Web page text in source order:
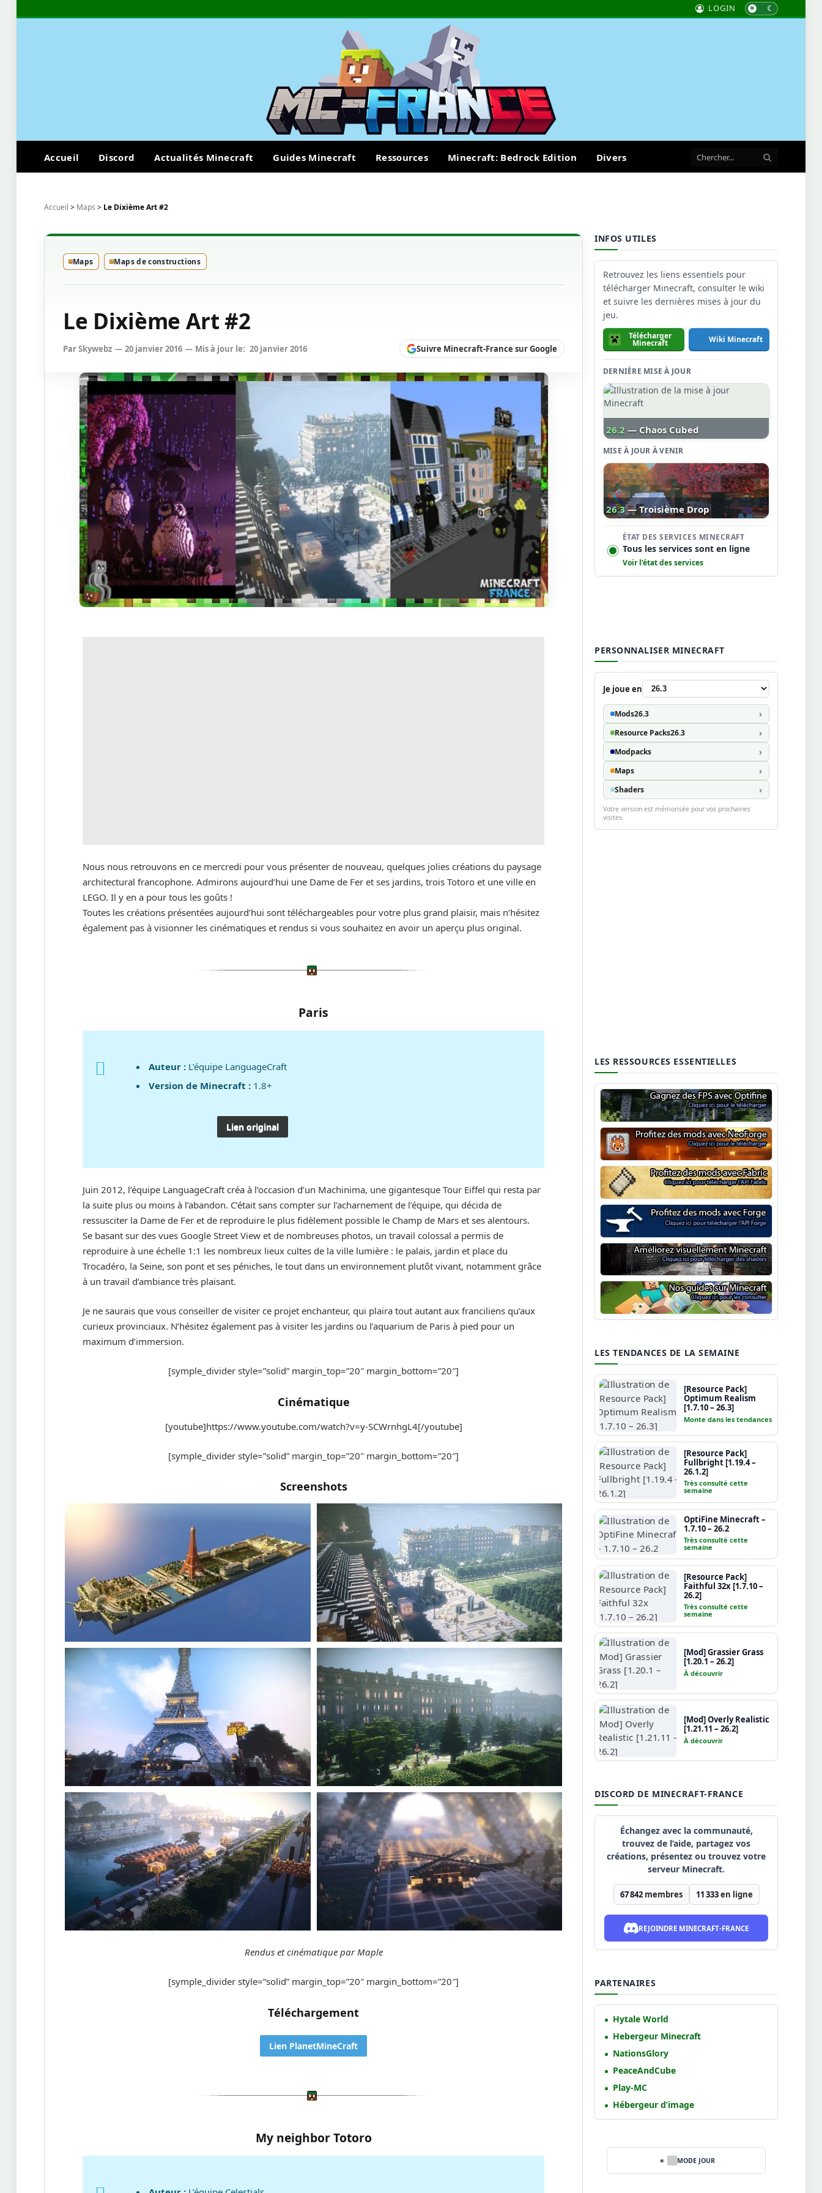
LOGIN
Accueil Discord Actualités Minecraft Guides Minecraft Ressources Minecraft: Bedrock Edition Divers
Accueil > Maps > Le Dixième Art #2
Maps Maps de constructions
Le Dixième Art #2
ParSkywebz 20 janvier 2016 Mis à jour le: 20 janvier 2016 Suivre Minecraft-France sur Google
Nous nous retrouvons en ce mercredi pour vous présenter de nouveau, quelques jolies créations du paysage
architectural francophone. Admirons aujourd’hui une Dame de Fer et ses jardins, trois Totoro et une ville en
LEGO. Il y en a pour tous les goûts !
Toutes les créations présentées aujourd’hui sont téléchargeables pour votre plus grand plaisir, mais n’hésitez
également pas à visionner les cinématiques et rendus si vous souhaitez en avoir un aperçu plus original.
Paris
Auteur : L’équipe LanguageCraft
Version de Minecraft : 1.8+
Lien original
Juin 2012, l’équipe LanguageCraft créa à l’occasion d’un Machinima, une gigantesque Tour Eiffel qui resta par
la suite plus ou moins à l’abandon. C’était sans compter sur l’acharnement de l’équipe, qui décida de
ressusciter la Dame de Fer et de reproduire le plus fidèlement possible le Champ de Mars et ses alentours.
Se basant sur des vues Google Street View et de nombreuses photos, un travail colossal a permis de
reproduire à une échelle 1:1 les nombreux lieux cultes de la ville lumière : le palais, jardin et place du
Trocadéro, la Seine, son pont et ses péniches, le tout dans un environnement plutôt vivant, notamment grâce
à un travail d’ambiance très plaisant.
Je ne saurais que vous conseiller de visiter ce projet enchanteur, qui plaira tout autant aux franciliens qu’aux
curieux provinciaux. N’hésitez également pas à visiter les jardins ou l’aquarium de Paris à pied pour un
maximum d’immersion.
[symple_divider style=”solid” margin_top=”20″ margin_bottom=”20″]
Cinématique
[youtube]https://www.youtube.com/watch?v=y-SCWrnhgL4[/youtube]
[symple_divider style=”solid” margin_top=”20″ margin_bottom=”20″]
Screenshots
Rendus et cinématique par Maple
[symple_divider style=”solid” margin_top=”20″ margin_bottom=”20″]
Téléchargement
Lien PlanetMineCraft
My neighbor Totoro
INFOS UTILES
Retrouvez les liens essentiels pour
télécharger Minecraft, consulter le wiki
et suivre les dernières mises à jour du
jeu.
Télécharger
Minecraft Wiki Minecraft
DERNIÈRE MISE À JOUR
26.2 — Chaos Cubed
MISE À JOUR À VENIR
26.3 — Troisième Drop
ÉTAT DES SERVICES MINECRAFT
Tous les services sont en ligne
Voir l’état des services
PERSONNALISER MINECRAFT
Je joue en
Mods26.3
Resource Packs26.3
Modpacks
Maps
Shaders
Votre version est mémorisée pour vos prochaines
visites.
LES RESSOURCES ESSENTIELLES
Optifine
NeoForge
Minecraft Fabric
Minecraft Forge
Shaders Minecraft
Guide Minecraft
LES TENDANCES DE LA SEMAINE
[Resource Pack]
Optimum Realism
[1.7.10 – 26.3]
Monte dans les tendances
[Resource Pack]
Fullbright [1.19.4 –
26.1.2]
Très consulté cette
semaine
OptiFine Minecraft –
1.7.10 – 26.2
Très consulté cette
semaine
[Resource Pack]
Faithful 32x [1.7.10 –
26.2]
Très consulté cette
semaine
[Mod] Grassier Grass
[1.20.1 – 26.2]
À découvrir
[Mod] Overly Realistic
[1.21.11 – 26.2]
À découvrir
DISCORD DE MINECRAFT-FRANCE
Échangez avec la communauté,
trouvez de l’aide, partagez vos
créations, présentez ou trouvez votre
serveur Minecraft.
67 842membres 11 333en ligne
REJOINDRE MINECRAFT-FRANCE
PARTENAIRES
Hytale World
Hebergeur Minecraft
NationsGlory
PeaceAndCube
Play-MC
Hébergeur d’image
MODE JOUR